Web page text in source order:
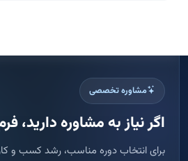
مشاوره تخصصی
اگر نیاز به مشاوره دارید،
برای انتخاب دوره مناسب، رشد کسب و